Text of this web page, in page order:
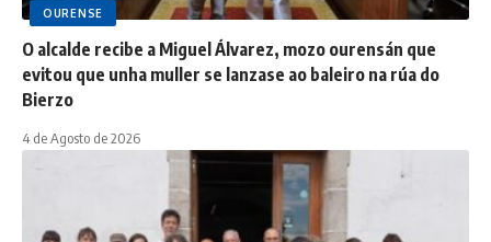
OURENSE
O alcalde recibe a Miguel Álvarez, mozo ourensán que
evitou que unha muller se lanzase ao baleiro na rúa do
Bierzo
4 de Agosto de 2026